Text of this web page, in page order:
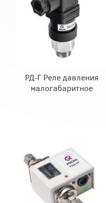
РД-Г Реле давления
малогабаритное